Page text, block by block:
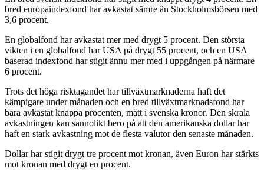
bred europaindexfond har avkastat sämre än Stockholmsbörsen med
3,6 procent.
En globalfond har avkastat mer med drygt 5 procent. Den största
vikten i en globalfond har USA på drygt 55 procent, och en USA
baserad indexfond har stigit ännu mer med i uppgången på närmare
6 procent.
Trots det höga risktagandet har tillväxtmarknaderna haft det
kämpigare under månaden och en bred tillväxtmarknadsfond har
bara avkastat knappa procenten, mätt i svenska kronor. Den skrala
avkastningen kan sannolikt bero på att den amerikanska dollar har
haft en stark avkastning mot de flesta valutor den senaste månaden.
Dollar har stigit drygt tre procent mot kronan, även Euron har stärkts
mot kronan med drygt en procent.